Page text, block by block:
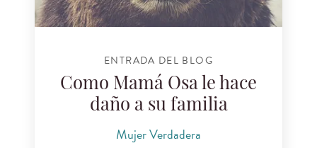
ENTRADA DEL BLOG
Como Mamá Osa le hace
daño a su familia
Mujer Verdadera